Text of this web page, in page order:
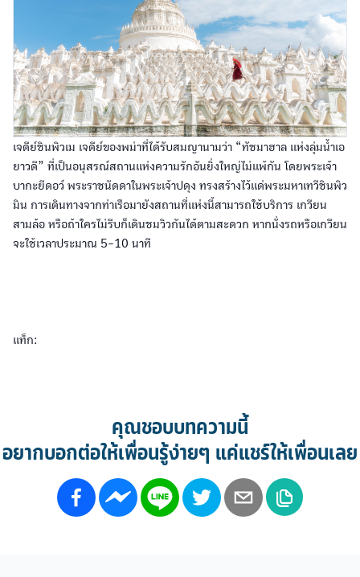
เจดีย์ชินพิวเม เจดีย์ของพม่าที่ได้รับสมญานามว่า “ทัชมาฮาล แห่งลุ่มน้ำเอ
ยาวดี” ที่เป็นอนุสรณ์สถานแห่งความรักอันยิ่งใหญ่ไม่แพ้กัน โดยพระเจ้า
บากะยีดอว์ พระราชนัดดาในพระเจ้าปดุง ทรงสร้างไว้แด่พระมหาเทวีชินพิว
มิน การเดินทางจากท่าเรือมายังสถานที่แห่งนี้สามารถใช้บริการ เกวียน
สามล้อ หรือถ้าใครไม่รีบก็เดินชมวิวกันได้ตามสะดวก หากนั่งรถหรือเกวียน
จะใช้เวลาประมาณ 5-10 นาที
แท็ก:
คุณชอบบทความนี้
อยากบอกต่อให้เพื่อนรู้ง่ายๆ แค่แชร์ให้เพื่อนเลย